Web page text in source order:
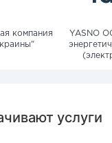
компания
YASNO
услуги